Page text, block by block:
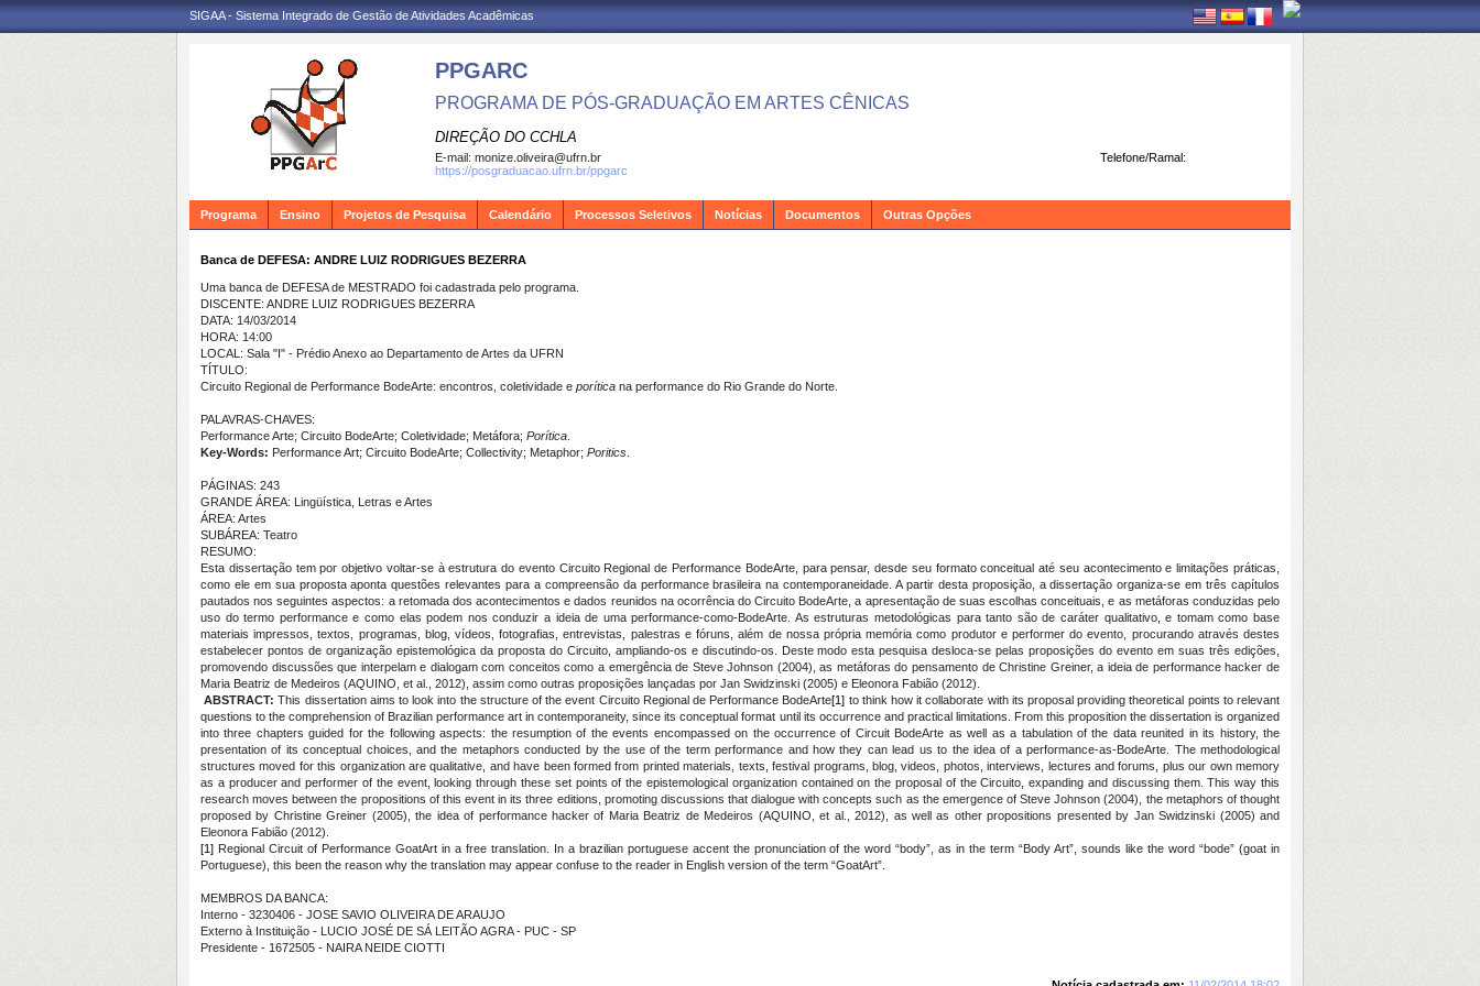
SIGAA - Sistema Integrado de Gestão de Atividades Acadêmicas
PPGARC
PROGRAMA DE PÓS-GRADUAÇÃO EM ARTES CÊNICAS
DIREÇÃO DO CCHLA
Telefone/Ramal:
E-mail: monize.oliveira@ufrn.br
https://posgraduacao.ufrn.br/ppgarc
Programa Ensino Projetos de Pesquisa Calendário Processos Seletivos Notícias Documentos Outras Opções
Banca de DEFESA: ANDRE LUIZ RODRIGUES BEZERRA
Uma banca de DEFESA de MESTRADO foi cadastrada pelo programa.
DISCENTE: ANDRE LUIZ RODRIGUES BEZERRA
DATA: 14/03/2014
HORA: 14:00
LOCAL: Sala "I" - Prédio Anexo ao Departamento de Artes da UFRN
TÍTULO:
Circuito Regional de Performance BodeArte: encontros, coletividade e porítica na performance do Rio Grande do Norte.
PALAVRAS-CHAVES:
Performance Arte; Circuito BodeArte; Coletividade; Metáfora; Porítica
Key-Words: Performance Art; Circuito BodeArte; Collectivity; Metaphor; Poritics
PÁGINAS: 243
GRANDE ÁREA: Lingüística, Letras e Artes
ÁREA: Artes
SUBÁREA: Teatro
RESUMO:
Esta dissertação tem por objetivo voltar-se à estrutura do evento Circuito Regional de Performance BodeArte, para pensar, desde seu formato conceitual até seu acontecimento e limitações práticas,
como ele em sua proposta aponta questões relevantes para a compreensão da performance brasileira na contemporaneidade. A partir desta proposição, a dissertação organiza-se em três capítulos
pautados nos seguintes aspectos: a retomada dos acontecimentos e dados reunidos na ocorrência do Circuito BodeArte, a apresentação de suas escolhas conceituais, e as metáforas conduzidas pelo
uso do termo performance e como elas podem nos conduzir a ideia de uma performance-como-BodeArte. As estruturas metodológicas para tanto são de caráter qualitativo, e tomam como base
materiais impressos, textos, programas, blog, vídeos, fotografias, entrevistas, palestras e fóruns, além de nossa própria memória como produtor e performer do evento, procurando através destes
estabelecer pontos de organização epistemológica da proposta do Circuito, ampliando-os e discutindo-os. Deste modo esta pesquisa desloca-se pelas proposições do evento em suas três edições,
promovendo discussões que interpelam e dialogam com conceitos como a emergência de Steve Johnson (2004), as metáforas do pensamento de Christine Greiner, a ideia de performance hacker de
Maria Beatriz de Medeiros (AQUINO, et al., 2012), assim como outras proposições lançadas por Jan Swidzinski (2005) e Eleonora Fabião (2012).
ABSTRACT: This dissertation aims to look into the structure of the event Circuito Regional de Performance BodeArte[1] to think how it collaborate with its proposal providing theoretical points to relevant
questions to the comprehension of Brazilian performance art in contemporaneity, since its conceptual format until its occurrence and practical limitations. From this proposition the dissertation is organized
into three chapters guided for the following aspects: the resumption of the events encompassed on the occurrence of Circuit BodeArte as well as a tabulation of the data reunited in its history, the
presentation of its conceptual choices, and the metaphors conducted by the use of the term performance and how they can lead us to the idea of a performance-as-BodeArte. The methodological
structures moved for this organization are qualitative, and have been formed from printed materials, texts, festival programs, blog, videos, photos, interviews, lectures and forums, plus our own memory
as a producer and performer of the event, looking through these set points of the epistemological organization contained on the proposal of the Circuito, expanding and discussing them. This way this
research moves between the propositions of this event in its three editions, promoting discussions that dialogue with concepts such as the emergence of Steve Johnson (2004), the metaphors of thought
proposed by Christine Greiner (2005), the idea of performance hacker of Maria Beatriz de Medeiros (AQUINO, et al., 2012), as well as other propositions presented by Jan Swidzinski (2005) and
Eleonora Fabião (2012).
[1] Regional Circuit of Performance GoatArt in a free translation. In a brazilian portuguese accent the pronunciation of the word “body”, as in the term “Body Art”, sounds like the word “bode” (goat in
Portuguese), this been the reason why the translation may appear confuse to the reader in English version of the term “GoatArt”.
MEMBROS DA BANCA:
Interno - 3230406 - JOSE SAVIO OLIVEIRA DE ARAUJO
Externo à Instituição - LUCIO JOSÉ DE SÁ LEITÃO AGRA - PUC - SP
Presidente - 1672505 - NAIRA NEIDE CIOTTI